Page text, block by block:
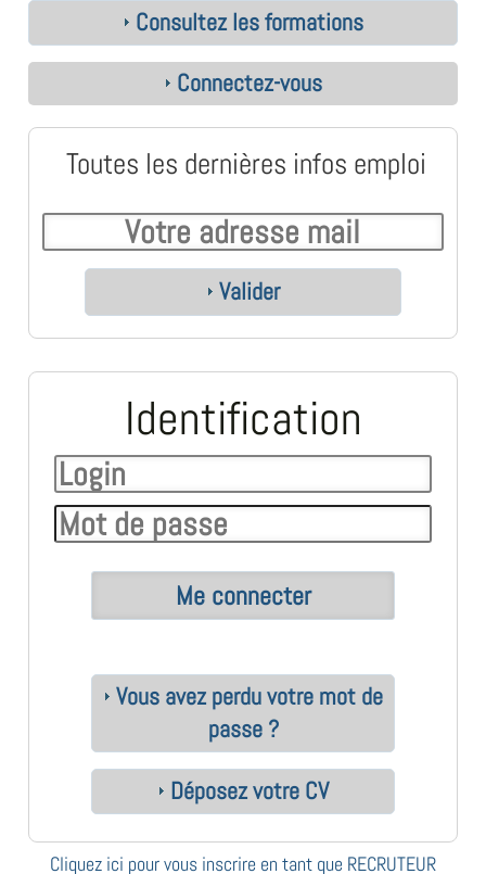
Consultez les formations
Connectez-vous
Toutes les dernières infos emploi
Valider
Identification
Vous avez perdu votre mot de
passe ?
Déposez votre CV
Cliquez ici pour vous inscrire en tant que RECRUTEUR